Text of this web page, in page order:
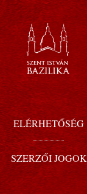
ELÉRHETŐSÉG
SZERZŐI JOGOK